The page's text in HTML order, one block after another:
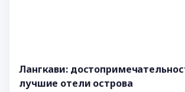
Лангкави:
лучшие отели острова